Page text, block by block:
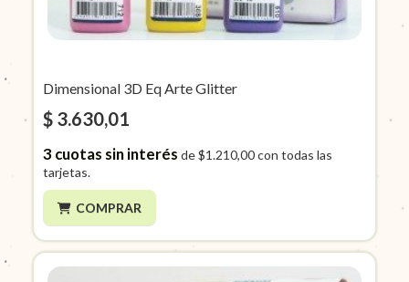
Dimensional 3D Eq Arte Glitter
$ 3.630,01
3cuotas sin interés de$1.210,00con todas las
tarjetas.
COMPRAR